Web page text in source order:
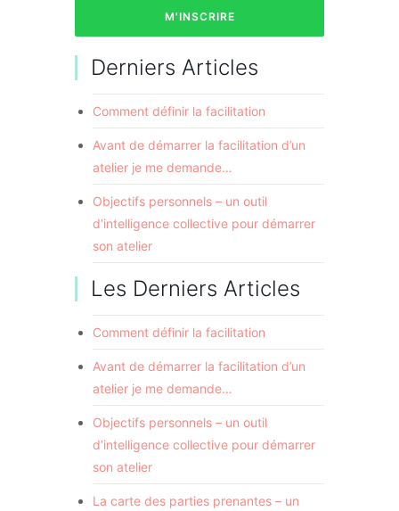
Derniers Articles
Comment définir la facilitation
Avant de démarrer la facilitation d’un
atelier je me demande…
Objectifs personnels – un outil
d’intelligence collective pour démarrer
son atelier
Les Derniers Articles
Comment définir la facilitation
Avant de démarrer la facilitation d’un
atelier je me demande…
Objectifs personnels – un outil
d’intelligence collective pour démarrer
son atelier
La carte des parties prenantes – un